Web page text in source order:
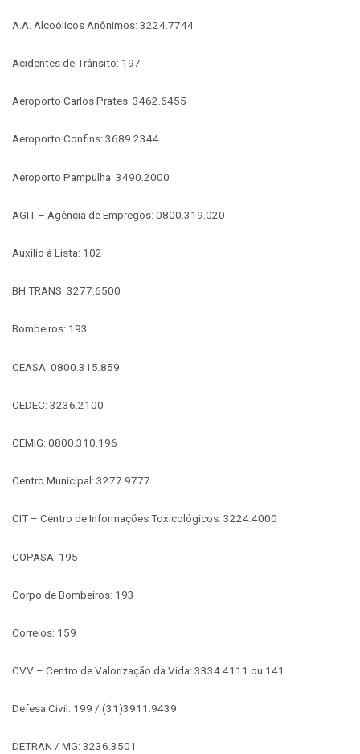
A.A. Alcoólicos Anônimos: 3224.7744
Acidentes de Trânsito: 197
Aeroporto Carlos Prates: 3462.6455
Aeroporto Confins: 3689.2344
Aeroporto Pampulha: 3490.2000
AGIT – Agência de Empregos: 0800.319.020
Auxílio à Lista: 102
BH TRANS: 3277.6500
Bombeiros: 193
CEASA: 0800.315.859
CEDEC: 3236.2100
CEMIG: 0800.310.196
Centro Municipal: 3277.9777
CIT – Centro de Informações Toxicológicos: 3224.4000
COPASA: 195
Corpo de Bombeiros: 193
Correios: 159
CVV – Centro de Valorização da Vida: 3334.4111 ou 141
Defesa Civil: 199 / (31)3911.9439
DETRAN / MG: 3236.3501